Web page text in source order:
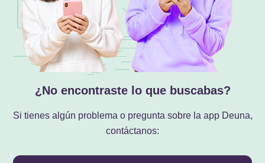
¿No encontraste lo que buscabas?
Si tienes algún problema o pregunta sobre la app Deuna,
contáctanos: